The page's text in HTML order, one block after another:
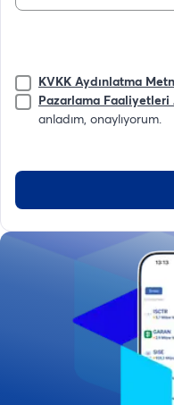
KVKK Aydınlatma
Pazarlama Faaliyetleri
anladım, onaylıyorum.